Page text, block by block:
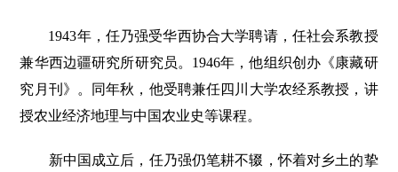
1943年，任乃强受华西协合大学聘请，任社会系教授
兼华西边疆研究所研究员。1946年，他组织创办《康藏研
究月刊》。同年秋，他受聘兼任四川大学农经系教授，讲
授农业经济地理与中国农业史等课程。
新中国成立后，任乃强仍笔耕不辍，怀着对乡土的挚